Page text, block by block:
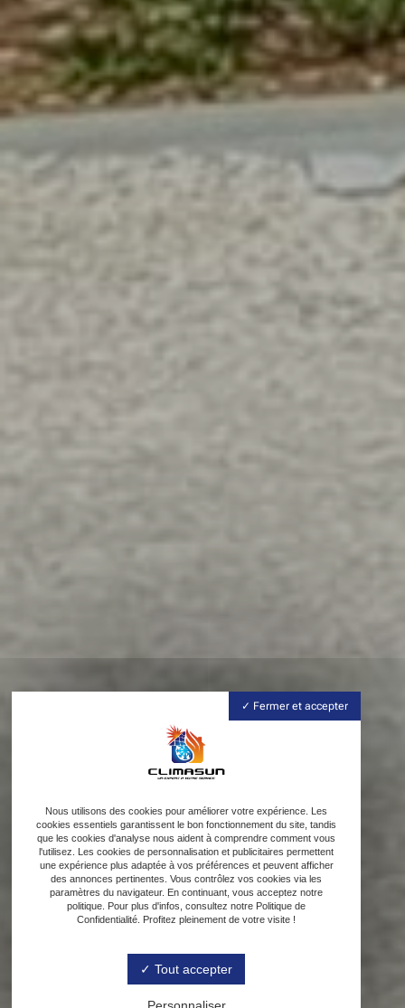
Fermer et accepter
Nous utilisons des cookies pour améliorer votre expérience. Les
cookies essentiels garantissent le bon fonctionnement du site, tandis
que les cookies d'analyse nous aident à comprendre comment vous
l'utilisez. Les cookies de personnalisation et publicitaires permettent
une expérience plus adaptée à vos préférences et peuvent afficher
des annonces pertinentes. Vous contrôlez vos cookies via les
paramètres du navigateur. En continuant, vous acceptez notre
politique. Pour plus d'infos, consultez notre Politique de
Confidentialité. Profitez pleinement de votre visite !
Tout accepter